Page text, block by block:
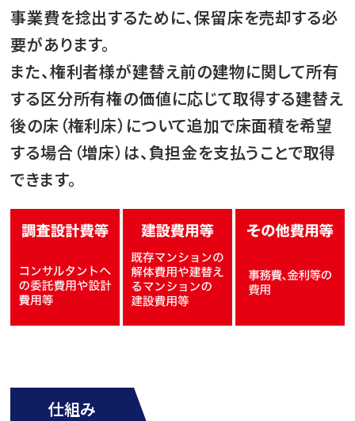
事業費を捻出するために、保留床を売却する必
要があります。
また、権利者様が建替え前の建物に関して所有
する区分所有権の価値に応じて取得する建替え
後の床（権利床）について追加で床面積を希望
する場合（増床）は、負担金を支払うことで取得
できます。
仕組み